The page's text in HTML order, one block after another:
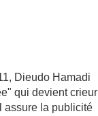
Dieudo Hamadi
qui devient crieur
assure la publicité